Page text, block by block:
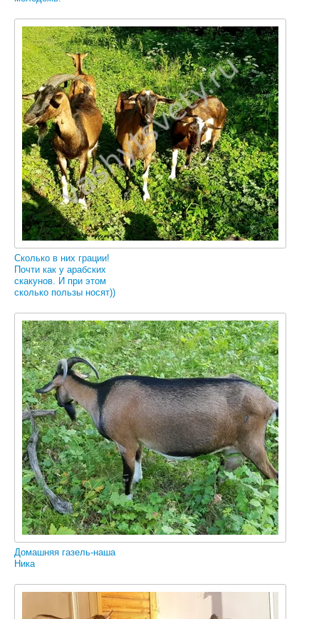
Сколько в них грации!
Почти как у арабских
скакунов. И при этом
сколько пользы носят))
Домашняя газель-наша
Ника